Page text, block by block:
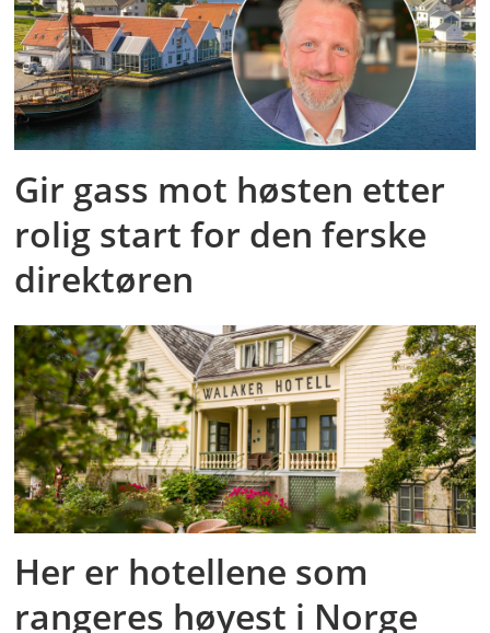
Gir gass mot høsten etter
rolig start for den ferske
direktøren
Her er hotellene som
rangeres høyest i Norge